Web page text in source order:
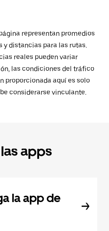
representan promedios
y distancias para las rutas.
reales pueden variar
las condiciones del tráfico
proporcionada aquí es solo
considerarse vinculante.
apps
la app de